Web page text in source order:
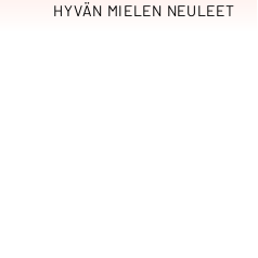
HYVÄN MIELEN NEULEET